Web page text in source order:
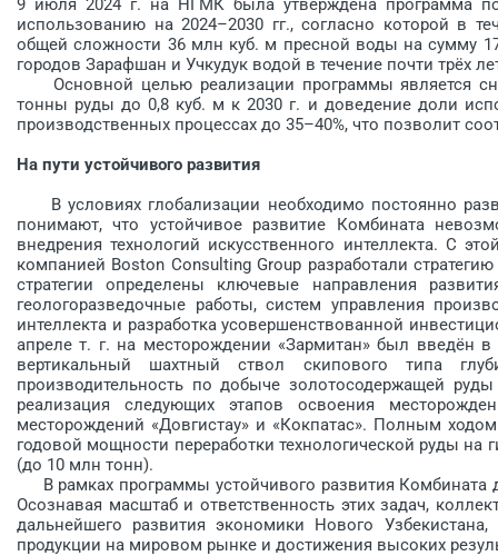
9 июля 2024 г. на НГМК была утверждена программа
использованию на 2024–2030 гг., согласно которой в
общей сложности 36 млн куб. м пресной воды на сумму
городов Зарафшан и Учкудук водой в течение почти трёх
Основной целью реализации программы является
тонны руды до 0,8 куб. м к 2030 г. и доведение доли
производственных процессах до 35–40%, что позволит
На пути устойчивого развития
В условиях глобализации необходимо постоянно
понимают, что устойчивое развитие Комбината
внедрения технологий искусственного интеллекта. С
компанией Boston Consulting Group разработали
стратегии определены ключевые направления
геологоразведочные работы, систем управления
интеллекта и разработка усовершенствованной
апреле т. г. на месторождении «Зармитан» был введён
вертикальный шахтный ствол скипового типа
производительность по добыче золотосодержащей
реализация следующих этапов освоения
месторождений «Довгистау» и «Кокпатас». Полным
годовой мощности переработки технологической руды
(до 10 млн тонн).
В рамках программы устойчивого развития Комбината
Осознавая масштаб и ответственность этих задач,
дальнейшего развития экономики Нового
продукции на мировом рынке и достижения высоких